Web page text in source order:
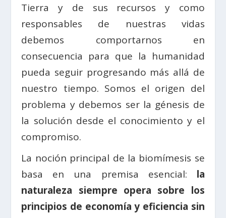
Tierra y de sus recursos y como
responsables de nuestras vidas
debemos comportarnos en
consecuencia para que la humanidad
pueda seguir progresando más allá de
nuestro tiempo. Somos el origen del
problema y debemos ser la génesis de
la solución desde el conocimiento y el
compromiso.
La noción principal de la biomímesis se
basa en una premisa esencial: la
naturaleza siempre opera sobre los
principios de economía y eficiencia sin